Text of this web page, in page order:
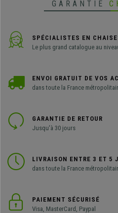
GARANTIE
SPÉCIALISTES EN
Le plus grand catalogue au
ENVOI GRATUIT DE VOS
dans toute la France
GARANTIE DE RETOUR
Jusqu'à 30 jours
LIVRAISON ENTRE 3 ET 5
dans toute la France
PAIEMENT SÉCURISÉ
Visa, MasterCard, Paypal